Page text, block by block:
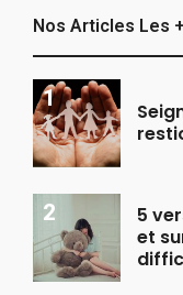
Nos Articles Les
5
et